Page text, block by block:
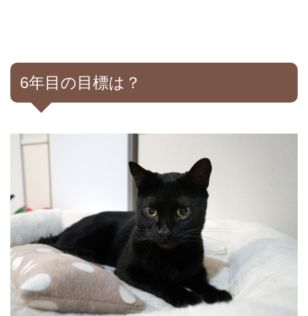
6年目の目標は？